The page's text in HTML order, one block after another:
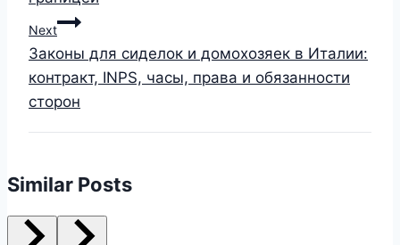
Next
Законы для сиделок и домохозяек в Италии:
контракт, INPS, часы, права и обязанности
сторон
Similar Posts